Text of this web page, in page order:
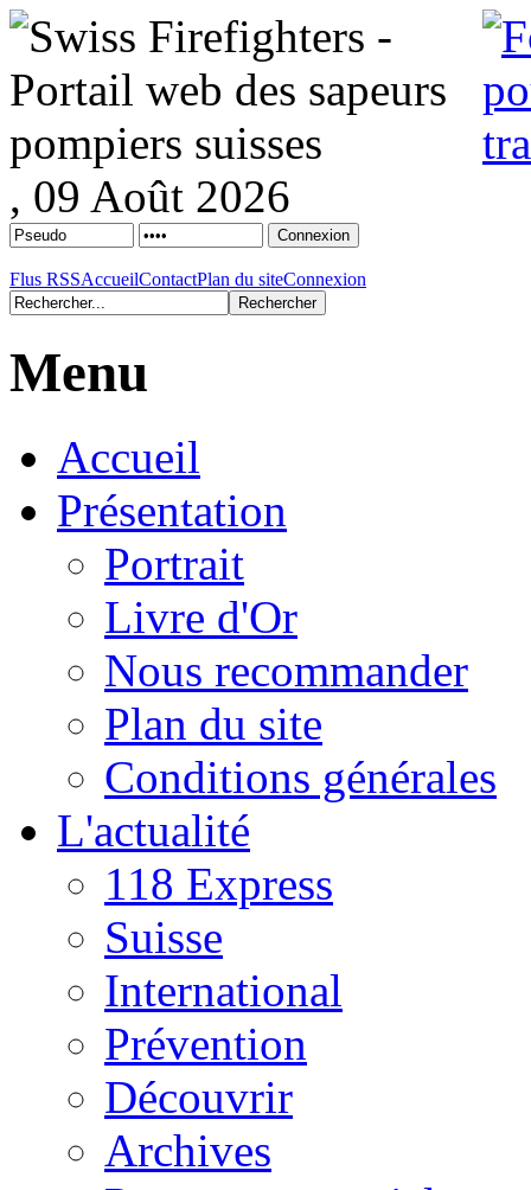
, 09 Août 2026
Flus RSSAccueilContactPlan du siteConnexion
Menu
Accueil
Présentation
Portrait
Livre d'Or
Nous recommander
Plan du site
Conditions générales
L'actualité
118 Express
Suisse
International
Prévention
Découvrir
Archives